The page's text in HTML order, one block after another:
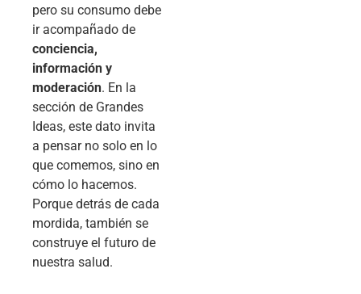
pero su consumo debe
ir acompañado de
conciencia,
información y
moderación. En la
sección de Grandes
Ideas, este dato invita
a pensar no solo en lo
que comemos, sino en
cómo lo hacemos.
Porque detrás de cada
mordida, también se
construye el futuro de
nuestra salud.